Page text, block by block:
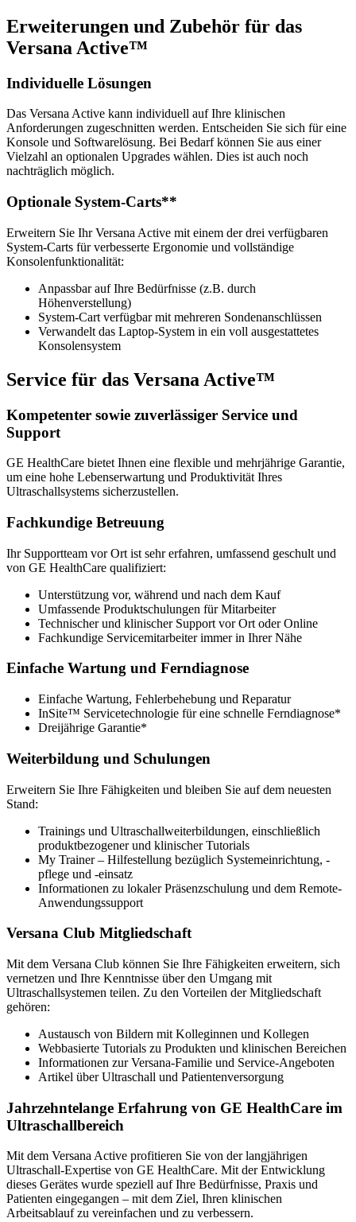
Erweiterungen und Zubehör für das
Versana Active™
Individuelle Lösungen
Das Versana Active kann individuell auf Ihre klinischen
Anforderungen zugeschnitten werden. Entscheiden Sie sich für eine
Konsole und Softwarelösung. Bei Bedarf können Sie aus einer
Vielzahl an optionalen Upgrades wählen. Dies ist auch noch
nachträglich möglich.
Optionale System-Carts**
Erweitern Sie Ihr Versana Active mit einem der drei verfügbaren
System-Carts für verbesserte Ergonomie und vollständige
Konsolenfunktionalität:
Anpassbar auf Ihre Bedürfnisse (z.B. durch
Höhenverstellung)
System-Cart verfügbar mit mehreren Sondenanschlüssen
Verwandelt das Laptop-System in ein voll ausgestattetes
Konsolensystem
Service für das Versana Active™
Kompetenter sowie zuverlässiger Service und
Support
GE HealthCare bietet Ihnen eine flexible und mehrjährige Garantie,
um eine hohe Lebenserwartung und Produktivität Ihres
Ultraschallsystems sicherzustellen.
Fachkundige Betreuung
Ihr Supportteam vor Ort ist sehr erfahren, umfassend geschult und
von GE HealthCare qualifiziert:
Unterstützung vor, während und nach dem Kauf
Umfassende Produktschulungen für Mitarbeiter
Technischer und klinischer Support vor Ort oder Online
Fachkundige Servicemitarbeiter immer in Ihrer Nähe
Einfache Wartung und Ferndiagnose
Einfache Wartung, Fehlerbehebung und Reparatur
InSite™ Servicetechnologie für eine schnelle Ferndiagnose*
Dreijährige Garantie*
Weiterbildung und Schulungen
Erweitern Sie Ihre Fähigkeiten und bleiben Sie auf dem neuesten
Stand:
Trainings und Ultraschallweiterbildungen, einschließlich
produktbezogener und klinischer Tutorials
My Trainer – Hilfestellung bezüglich Systemeinrichtung, -
pflege und -einsatz
Informationen zu lokaler Präsenzschulung und dem Remote-
Anwendungssupport
Versana Club Mitgliedschaft
Mit dem Versana Club können Sie Ihre Fähigkeiten erweitern, sich
vernetzen und Ihre Kenntnisse über den Umgang mit
Ultraschallsystemen teilen. Zu den Vorteilen der Mitgliedschaft
gehören:
Austausch von Bildern mit Kolleginnen und Kollegen
Webbasierte Tutorials zu Produkten und klinischen Bereichen
Informationen zur Versana-Familie und Service-Angeboten
Artikel über Ultraschall und Patientenversorgung
Jahrzehntelange Erfahrung von GE HealthCare im
Ultraschallbereich
Mit dem Versana Active profitieren Sie von der langjährigen
Ultraschall-Expertise von GE HealthCare. Mit der Entwicklung
dieses Gerätes wurde speziell auf Ihre Bedürfnisse, Praxis und
Patienten eingegangen – mit dem Ziel, Ihren klinischen
Arbeitsablauf zu vereinfachen und zu verbessern.